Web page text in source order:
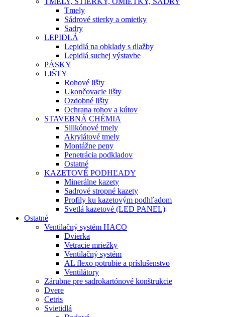
Tmely
Sádrové stierky a omietky
Sadry
LEPIDLÁ
Lepidlá na obklady s dlažby
Lepidlá suchej výstavbe
PÁSKY
LIŠTY
Rohové lišty
Ukončovacie lišty
Ozdobné lišty
Ochrana rohov a kútov
STAVEBNÁ CHÉMIA
Silikónové tmely
Akrylátové tmely
Montážne peny
Penetrácia podkladov
Ostatné
KAZETOVÉ PODHĽADY
Minerálne kazety
Sadrové stropné kazety
Profily ku kazetovým podhľadom
Svetlá kazetové (LED PANEL)
Ostatné
Ventilačný systém HACO
Dvierka
Vetracie mriežky
Ventilačný systém
AL flexo potrubie a príslušenstvo
Ventilátory
Zárubne pre sadrokartónové konštrukcie
Dvere
Cetris
Svietidlá